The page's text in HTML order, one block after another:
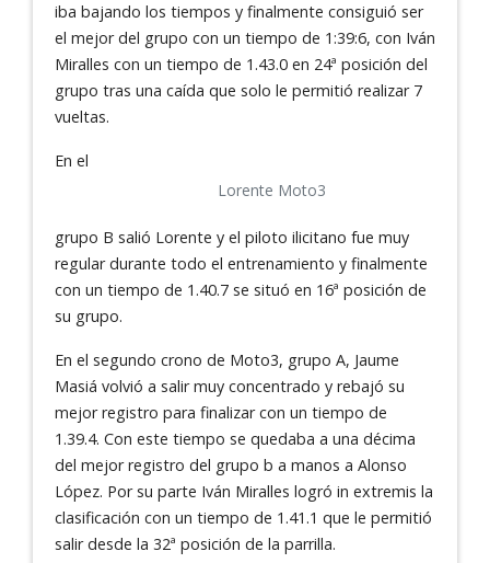
iba bajando los tiempos y finalmente consiguió ser
el mejor del grupo con un tiempo de 1:39:6, con Iván
Miralles con un tiempo de 1.43.0 en 24ª posición del
grupo tras una caída que solo le permitió realizar 7
vueltas.
Lorente Moto3
En el
grupo B salió Lorente y el piloto ilicitano fue muy
regular durante todo el entrenamiento y finalmente
con un tiempo de 1.40.7 se situó en 16ª posición de
su grupo.
En el segundo crono de Moto3, grupo A, Jaume
Masiá volvió a salir muy concentrado y rebajó su
mejor registro para finalizar con un tiempo de
1.39.4. Con este tiempo se quedaba a una décima
del mejor registro del grupo b a manos a Alonso
López. Por su parte Iván Miralles logró in extremis la
clasificación con un tiempo de 1.41.1 que le permitió
salir desde la 32ª posición de la parrilla.